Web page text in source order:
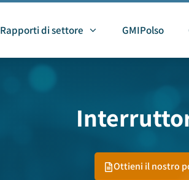
Rapporti di settore GMIPolso
Ottieni il nostro